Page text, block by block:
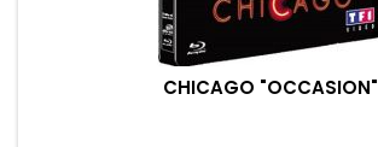
CHICAGO "OCCASION"